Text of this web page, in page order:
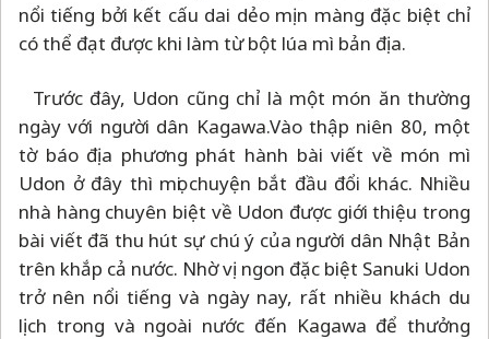
nổi tiếng bởi kết cấu dai dẻo mịn màng đặc biệt chỉ
có thể đạt được khi làm từ bột lúa mì bản địa.
Trước đây, Udon cũng chỉ là một món ăn thường
ngày với người dân Kagawa.Vào thập niên 80, một
tờ báo địa phương phát hành bài viết về món mì
Udon ở đây thì mọi chuyện bắt đầu đổi khác. Nhiều
nhà hàng chuyên biệt về Udon được giới thiệu trong
bài viết đã thu hút sự chú ý của người dân Nhật Bản
trên khắp cả nước. Nhờ vị ngon đặc biệt Sanuki Udon
trở nên nổi tiếng và ngày nay, rất nhiều khách du
lịch trong và ngoài nước đến Kagawa để thưởng